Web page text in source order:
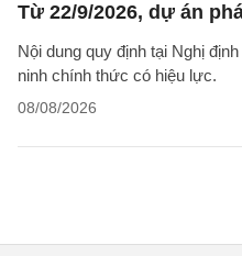
Từ 22/9/2026, dự án
Nội dung quy định tại Nghị
ninh chính thức có hiệu lực.
08/08/2026